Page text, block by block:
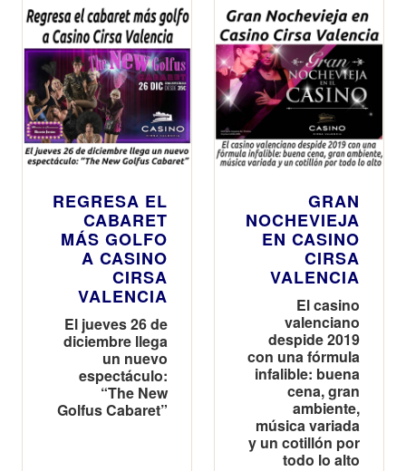
REGRESA EL
CABARET
MÁS GOLFO
A CASINO
CIRSA
VALENCIA
El jueves 26 de
diciembre llega
un nuevo
espectáculo:
“The New
Golfus Cabaret”
GRAN
NOCHEVIEJA
EN CASINO
CIRSA
VALENCIA
El casino
valenciano
despide 2019
con una fórmula
infalible: buena
cena, gran
ambiente,
música variada
y un cotillón por
todo lo alto